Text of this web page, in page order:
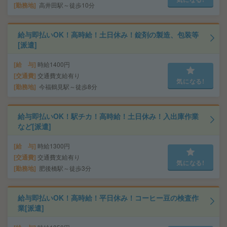
勤務地 高井田駅～徒歩10分
給与即払いOK！高時給！土日休み！錠剤の製造、包装等
[派遣]
給 与 時給1400円
交通費 交通費支給有り
勤務地 今福鶴見駅～徒歩8分
気になる!
給与即払いOK！駅チカ！高時給！土日休み！入出庫作業
など[派遣]
給 与 時給1300円
交通費 交通費支給有り
勤務地 肥後橋駅～徒歩3分
気になる!
給与即払いOK！高時給！平日休み！コーヒー豆の検査作
業[派遣]